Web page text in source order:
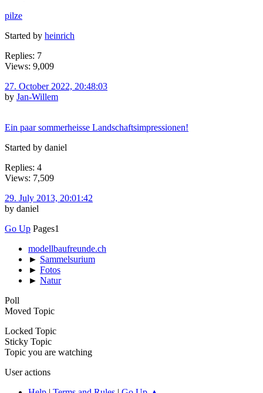
pilze
Started by heinrich
Replies: 7
Views: 9,009
27. October 2022, 20:48:03
by Jan-Willem
Ein paar sommerheisse Landschaftsimpressionen!
Started by daniel
Replies: 4
Views: 7,509
29. July 2013, 20:01:42
by daniel
Go Up Pages1
modellbaufreunde.ch
► Sammelsurium
► Fotos
► Natur
Poll
Moved Topic
Locked Topic
Sticky Topic
Topic you are watching
User actions